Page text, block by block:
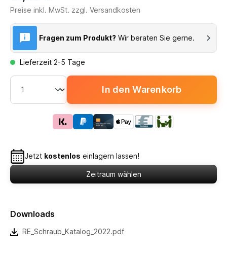
Preise inkl. MwSt. zzgl. Versandkosten
Fragen zum Produkt? Wir beraten Sie gerne.
Lieferzeit 2-5 Tage
In den Warenkorb
Jetzt kostenlos einlagern lassen!
Zeitraum wählen
Downloads
RE_Schraub_Katalog_2022.pdf